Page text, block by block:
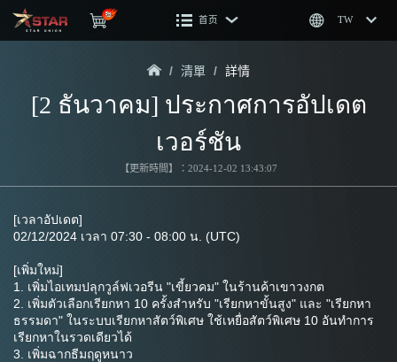
首页 TW
/ 清單 / 詳情
[2 ธันวาคม] ประกาศการอัปเดต
เวอร์ชัน
【更新時間】：2024-12-02 13:43:07
[เวลาอัปเดต]
02/12/2024 เวลา 07:30 - 08:00 น. (UTC)
[เพิ่มใหม่]
1. เพิ่มไอเทมปลุกวูล์ฟเวอรีน "เขี้ยวคม" ในร้านค้าเขาวงกต
2. เพิ่มตัวเลือกเรียกหา 10 ครั้งสำหรับ "เรียกหาขั้นสูง" และ "เรียกหา
ธรรมดา" ในระบบเรียกหาสัตว์พิเศษ ใช้เหยื่อสัตว์พิเศษ 10 อันทำการ
เรียกหาในรวดเดียวได้
3. เพิ่มฉากธีมฤดูหนาว